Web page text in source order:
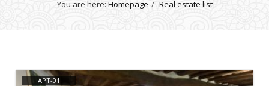
You are here: Homepage Real estate list
APT-01